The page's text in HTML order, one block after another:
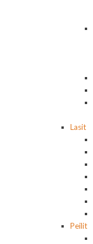
Lasit
Peilit